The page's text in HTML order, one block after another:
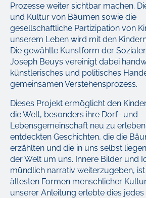
Prozesse weiter sichtbar machen.
und Kultur von Bäumen sowie die
gesellschaftliche Partizipation von
unserem Leben wird mit den
Die gewählte Kunstform der
Joseph Beuys vereinigt dabei
künstlerisches und politisches
gemeinsamen Verstehensprozess.
Dieses Projekt ermöglicht den
die Welt, besonders ihre Dorf- und
Lebensgemeinschaft neu zu
entdeckten Geschichten, die die
erzählten und die in uns selbst
der Welt um uns. Innere Bilder und
mündlich narrativ weiterzugeben,
ältesten Formen menschlicher
unserer Anleitung erlebte dies jedes